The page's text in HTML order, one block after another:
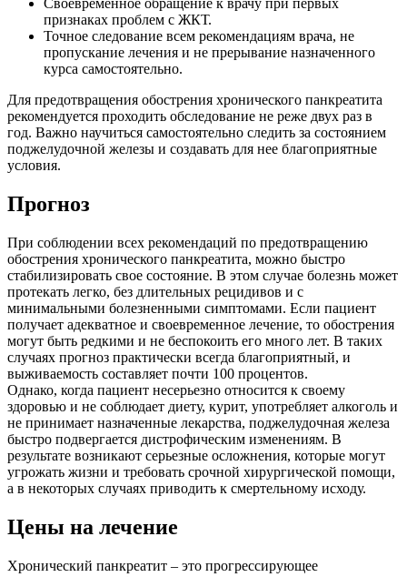
Своевременное обращение к врачу при первых
признаках проблем с ЖКТ.
Точное следование всем рекомендациям врача, не
пропускание лечения и не прерывание назначенного
курса самостоятельно.
Для предотвращения обострения хронического панкреатита
рекомендуется проходить обследование не реже двух раз в
год. Важно научиться самостоятельно следить за состоянием
поджелудочной железы и создавать для нее благоприятные
условия.
Прогноз
При соблюдении всех рекомендаций по предотвращению
обострения хронического панкреатита, можно быстро
стабилизировать свое состояние. В этом случае болезнь может
протекать легко, без длительных рецидивов и с
минимальными болезненными симптомами. Если пациент
получает адекватное и своевременное лечение, то обострения
могут быть редкими и не беспокоить его много лет. В таких
случаях прогноз практически всегда благоприятный, и
выживаемость составляет почти 100 процентов.
Однако, когда пациент несерьезно относится к своему
здоровью и не соблюдает диету, курит, употребляет алкоголь и
не принимает назначенные лекарства, поджелудочная железа
быстро подвергается дистрофическим изменениям. В
результате возникают серьезные осложнения, которые могут
угрожать жизни и требовать срочной хирургической помощи,
а в некоторых случаях приводить к смертельному исходу.
Цены на лечение
Хронический панкреатит – это прогрессирующее